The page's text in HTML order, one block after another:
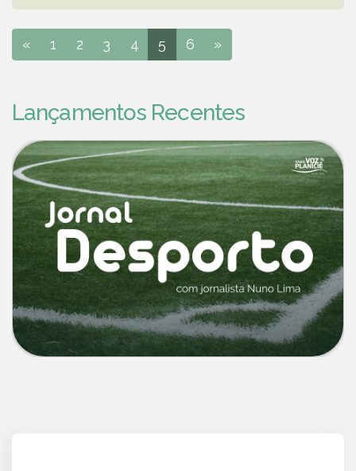
« 1 2 3 4 5 6 »
Lançamentos Recentes